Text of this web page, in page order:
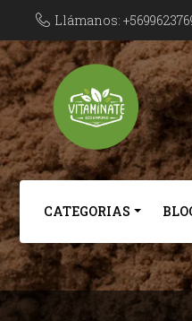
Llámanos:
CATEGORIAS